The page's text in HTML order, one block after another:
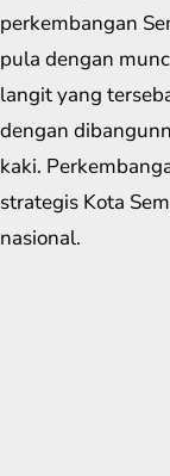
perkembangan
pula dengan
langit yang
dengan
kaki.
strategis Kota
nasional.